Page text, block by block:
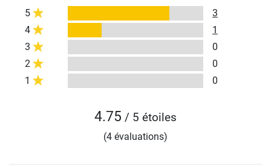
5
3
4
1
3
0
2
0
1
0
4.75 / 5 étoiles
(4 évaluations)